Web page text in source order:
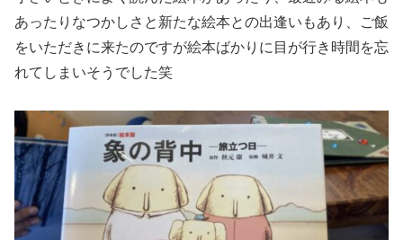
あったりなつかしさと新たな絵本との出逢いもあり、ご飯
をいただきに来たのですが絵本ばかりに目が行き時間を忘
れてしまいそうでした笑